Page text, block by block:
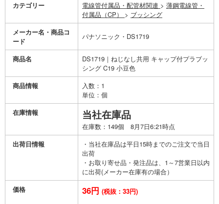
カテゴリー 電線管付属品・配管材関連 > 薄鋼電線管・
付属品（CP） > ブッシング
メーカー名・商品コ
ード
パナソニック・DS1719
商品名
DS1719｜ねじなし共用 キャップ付プラブッ
シング C19 小豆色
商品情報
入数：1
単位：個
在庫情報
当社在庫品
在庫数：149個 8月7日6:21時点
出荷日情報
・当社在庫品は平日15時までのご注文で当日
出荷
・お取り寄せ品・発注品は、1～7営業日以内
に出荷(メーカー在庫有の場合）
価格
36円 (税抜：33円)